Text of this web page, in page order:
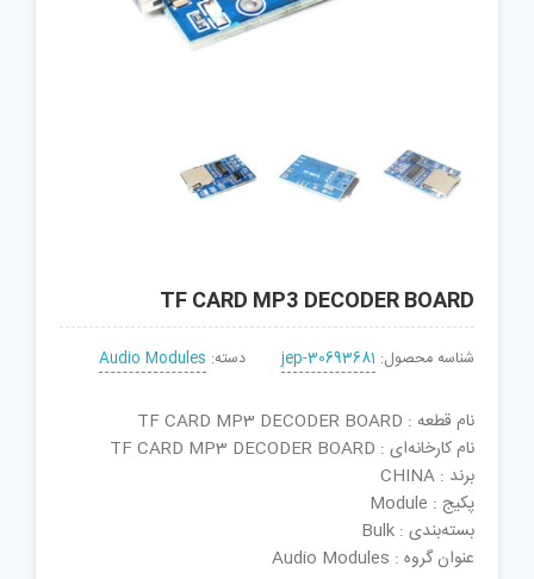
TF CARD MP3 DECODER BOARD
شناسه محصول: jep-30693681 دسته: Audio Modules
نام قطعه : TF CARD MP3 DECODER BOARD
نام کارخانه‌ای : TF CARD MP3 DECODER BOARD
برند : CHINA
پکیج : Module
بسته‌بندی : Bulk
عنوان گروه : Audio Modules